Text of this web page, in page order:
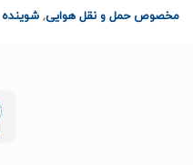
مخصوص حمل و نقل هوایی,